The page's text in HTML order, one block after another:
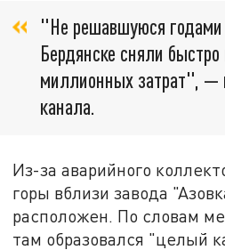
"Не решавшуюся годами
Бердянске сняли быстро
миллионных затрат", —
канала.
Из-за аварийного
горы вблизи завода
расположен. По словам
там образовался "целый